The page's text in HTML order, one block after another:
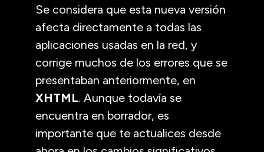
Se considera que esta nueva versión
afecta directamente a todas las
aplicaciones usadas en la red, y
corrige muchos de los errores que se
presentaban anteriormente, en
XHTML. Aunque todavía se
encuentra en borrador, es
importante que te actualices desde